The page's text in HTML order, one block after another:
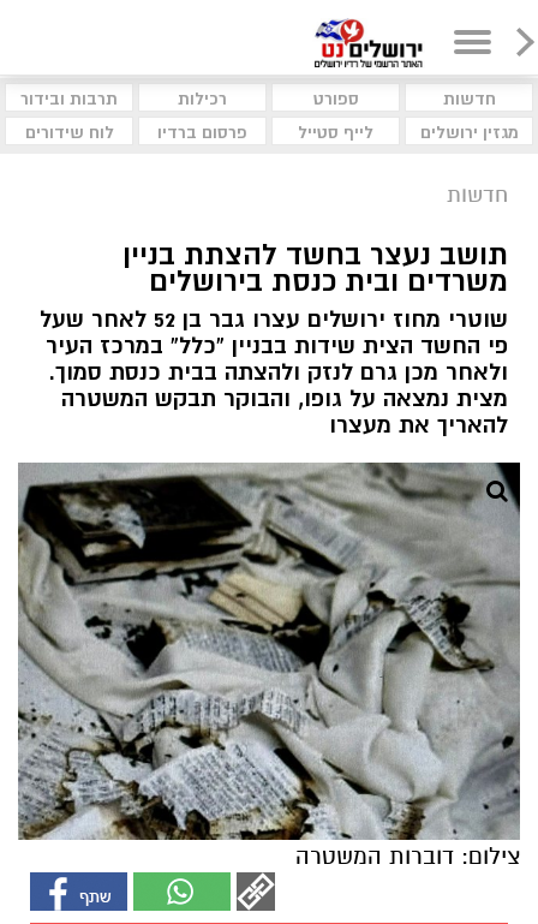
חדשות ספורט רכילות
תרבות ובידור
מגזין ירושלים
לייף סטייל פרסום ברדיו לוח שידורים
חדשות
תושב נעצר בחשד להצתת בניין
משרדים ובית כנסת בירושלים
שוטרי מחוז ירושלים עצרו גבר בן 52 לאחר שעל
פי החשד הצית שידות בבניין “כלל” במרכז העיר
ולאחר מכן גרם לנזק ולהצתה בבית כנסת סמוך.
מצית נמצאה על גופו, והבוקר תבקש המשטרה
להאריך את מעצרו
צילום: דוברות המשטרה